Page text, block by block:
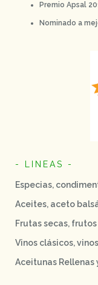
Premio Apsal
Nominado a
- LINEAS -
Especias,
Aceites, aceto
Frutas secas,
Vinos clásicos,
Aceitunas Rellenas